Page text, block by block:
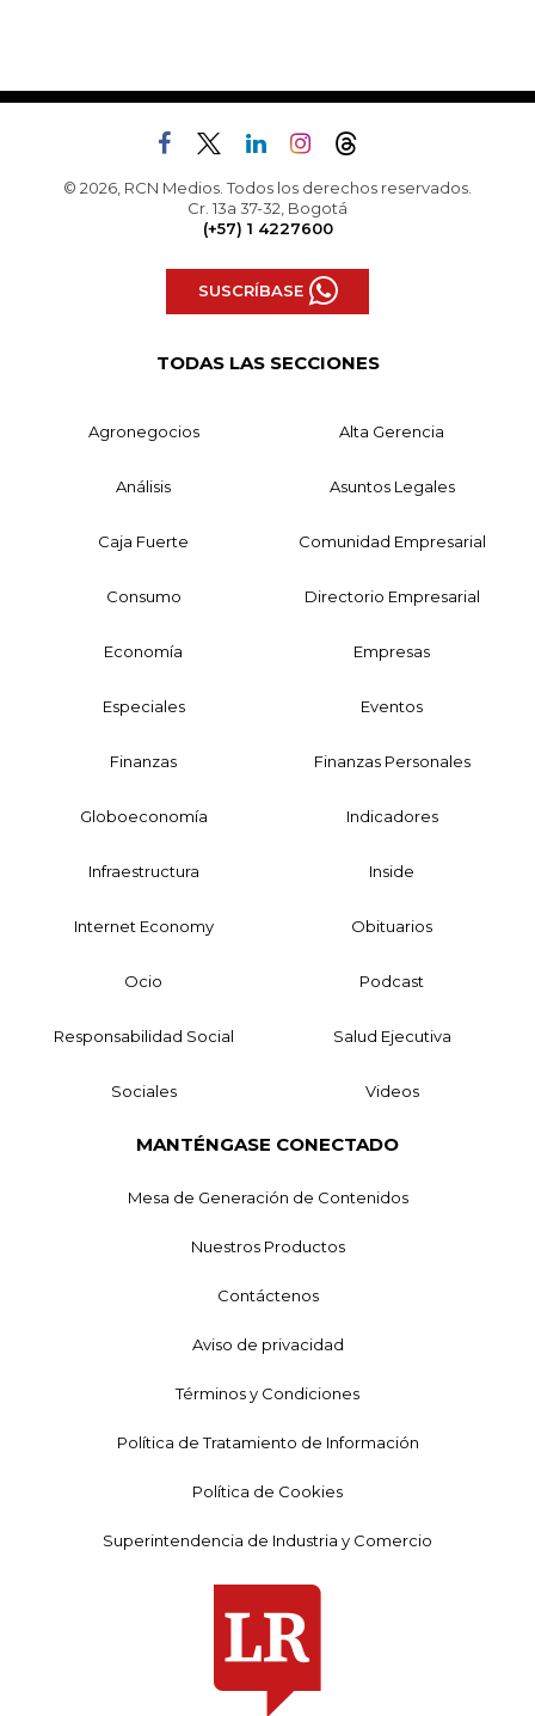
© 2026, RCN Medios. Todos los derechos reservados.
Cr. 13a 37-32, Bogotá
(+57) 1 4227600
SUSCRÍBASE
TODAS LAS SECCIONES
Agronegocios Alta Gerencia
Análisis Asuntos Legales
Caja Fuerte Comunidad Empresarial
Consumo Directorio Empresarial
Economía Empresas
Especiales Eventos
Finanzas Finanzas Personales
Globoeconomía Indicadores
Infraestructura Inside
Internet Economy Obituarios
Ocio Podcast
Responsabilidad Social Salud Ejecutiva
Sociales Videos
MANTÉNGASE CONECTADO
Mesa de Generación de Contenidos
Nuestros Productos
Contáctenos
Aviso de privacidad
Términos y Condiciones
Política de Tratamiento de Información
Política de Cookies
Superintendencia de Industria y Comercio